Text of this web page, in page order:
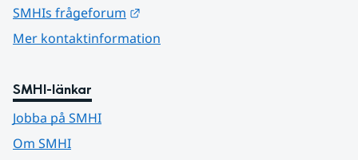
SMHIs frågeforum
Mer kontaktinformation
SMHI-länkar
Jobba på SMHI
Om SMHI